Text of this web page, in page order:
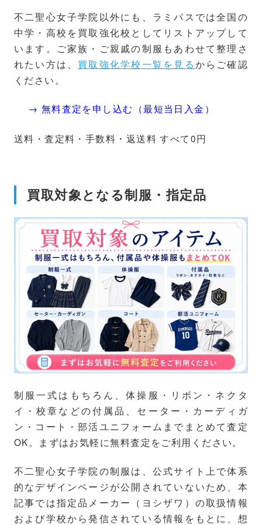
不二聖心女子学院以外にも、ラミパスでは全国の
中学・高校を買取強化校としてリストアップして
います。ご家族・ご親戚の制服もあわせて整理さ
れたい方は、 買取強化学校一覧を見るからご確認
ください。
→ 無料査定を申し込む（最短当日入金）
送料・査定料・手数料・返送料 すべて0円
買取対象となる制服・指定品
制服一式はもちろん、体操服・リボン・ネクタ
イ・校章などの付属品、セーター・カーディガ
ン・コート・部活ユニフォームまでまとめて査定
OK。まずはお気軽に無料査定をご利用ください。
不二聖心女子学院の制服は、公式サイト上で体系
的なデザインページが公開されていないため、本
記事では指定品メーカー（ヨシザワ）の取扱情報
および学校から発信されている情報をもとに、想